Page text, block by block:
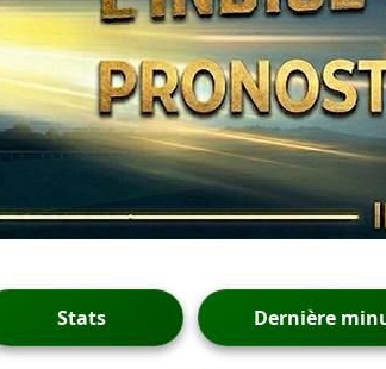
Stats Dernière